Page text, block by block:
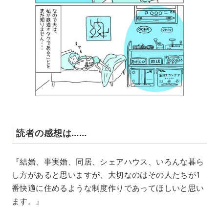
読者の感想は……
『結婚、事実婚、同居、シェアハウス、いろんな暮ら
し方があると思いますが、大切なのはその人たちが1
番快適に住めるような制度作りであってほしいと思い
ます。』